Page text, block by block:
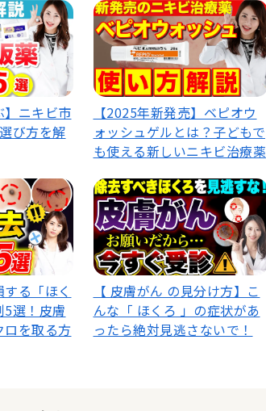
ニキビ市
び方を解
【2025年新発売】ベピオウ
ォッシュゲルとは？子どもで
も使える新しいニキビ治療薬
る「ほく
選！皮膚
を取る方
【 皮膚がん の見分け方】こ
んな「 ほくろ 」の症状があ
ったら絶対見逃さないで！